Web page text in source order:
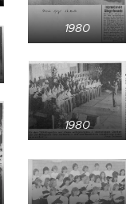
1980
1980